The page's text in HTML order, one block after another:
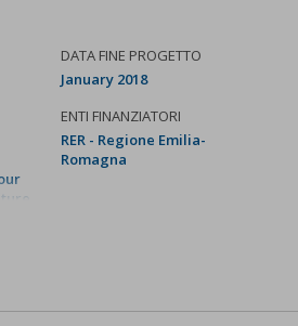
DATA FINE PROGETTO
January 2018
ENTI FINANZIATORI
RER - Regione Emilia-
Romagna